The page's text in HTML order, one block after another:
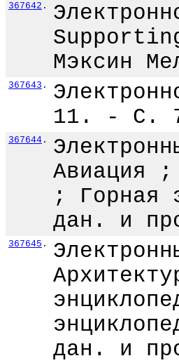
367642 .
Мэксин
367643 .
11. - С.
367644 .
Авиация ;
; Горная
дан. и
367645 .
дан. и